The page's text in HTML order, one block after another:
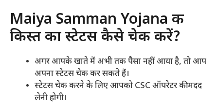
Maiya Samman Yojana की
किस्त का स्टेटस कैसे चेक करें?
अगर आपके खाते में अभी तक पैसा नहीं आया है, तो आप
अपना स्टेटस चेक कर सकते हैं।
स्टेटस चेक करने के लिए आपको CSC ऑपरेटर की मदद
लेनी होगी।